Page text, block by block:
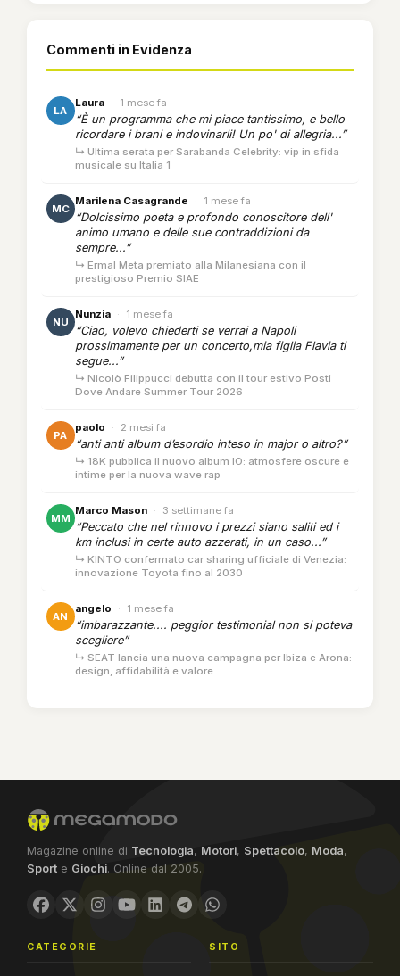
Commenti in Evidenza
LA
Laura · 1 mese fa
“È un programma che mi piace tantissimo, e bello
ricordare i brani e indovinarli! Un po' di allegria...”
↳ Ultima serata per Sarabanda Celebrity: vip in sfida
musicale su Italia 1
MC
Marilena Casagrande · 1 mese fa
“Dolcissimo poeta e profondo conoscitore dell'
animo umano e delle sue contraddizioni da
sempre...”
↳ Ermal Meta premiato alla Milanesiana con il
prestigioso Premio SIAE
NU
Nunzia · 1 mese fa
“Ciao, volevo chiederti se verrai a Napoli
prossimamente per un concerto,mia figlia Flavia ti
segue...”
↳ Nicolò Filippucci debutta con il tour estivo Posti
Dove Andare Summer Tour 2026
PA
paolo · 2 mesi fa
“anti anti album d’esordio inteso in major o altro?”
↳ 18K pubblica il nuovo album IO: atmosfere oscure e
intime per la nuova wave rap
MM
Marco Mason · 3 settimane fa
“Peccato che nel rinnovo i prezzi siano saliti ed i
km inclusi in certe auto azzerati, in un caso...”
↳ KINTO confermato car sharing ufficiale di Venezia:
innovazione Toyota fino al 2030
AN
angelo · 1 mese fa
“imbarazzante.... peggior testimonial non si poteva
scegliere”
↳ SEAT lancia una nuova campagna per Ibiza e Arona:
design, affidabilità e valore
Magazine online di Tecnologia, Motori, Spettacolo, Moda,
Sport e Giochi. Online dal 2005.
CATEGORIE SITO